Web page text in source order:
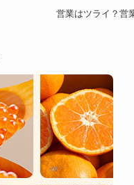
営業はツライ？営